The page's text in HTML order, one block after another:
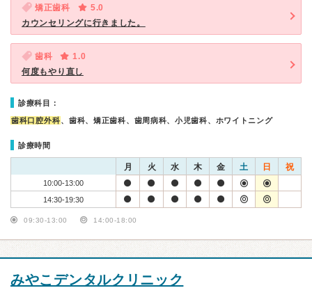
矯正歯科
5.0
カウンセリングに行きました。
歯科
1.0
何度もやり直し
診療科目：
歯科口腔外科、歯科、矯正歯科、歯周病科、小児歯科、ホワイトニング
診療時間
月 火 水 木 金 土 日 祝
10:00-13:00
14:30-19:30
09:30-13:00 14:00-18:00
みやこデンタルクリニック